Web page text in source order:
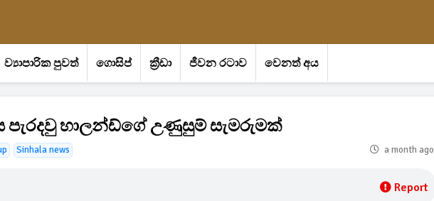
ව්‍යාපාරික පුවත් ගොසිප් ක්‍රීඩා ජීවන රටාව වෙනත් අය
පැරදවු හාලන්ඩ්ගේ උණුසුම් සැමරුමක්
Sinhala news a month ago
Report